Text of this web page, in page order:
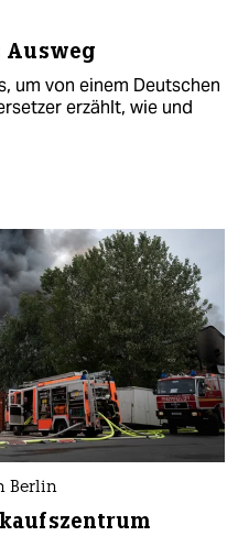
Ausweg
um von einem Deutschen
erzählt, wie und
Berlin